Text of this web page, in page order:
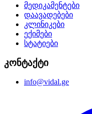
მედიკამენტები
დაავადებები
კლინიკები
ექიმები
სტატიები
კონტაქტი
info@vidal.ge